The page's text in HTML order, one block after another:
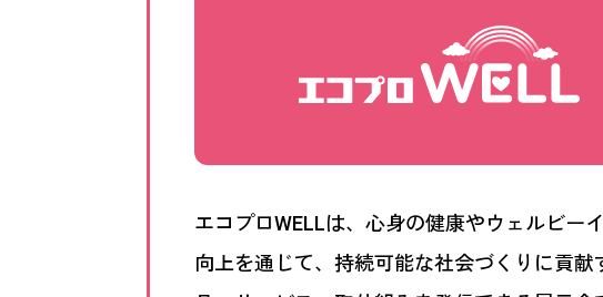
エコプロWELLは、心身の健康やウェルビー
向上を通じて、持続可能な社会づくりに貢献